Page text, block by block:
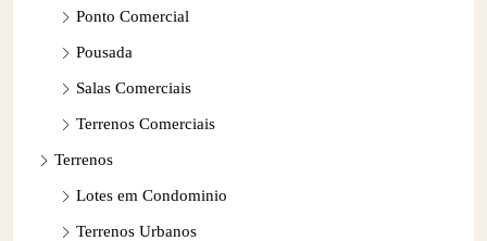
Ponto Comercial
Pousada
Salas Comerciais
Terrenos Comerciais
Terrenos
Lotes em Condominio
Terrenos Urbanos